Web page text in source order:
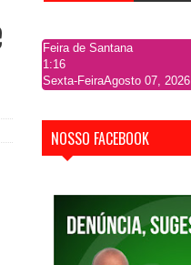
Feira de Santana
1:16
Sexta-FeiraAgosto 07, 2026
NOSSO FACEBOOK